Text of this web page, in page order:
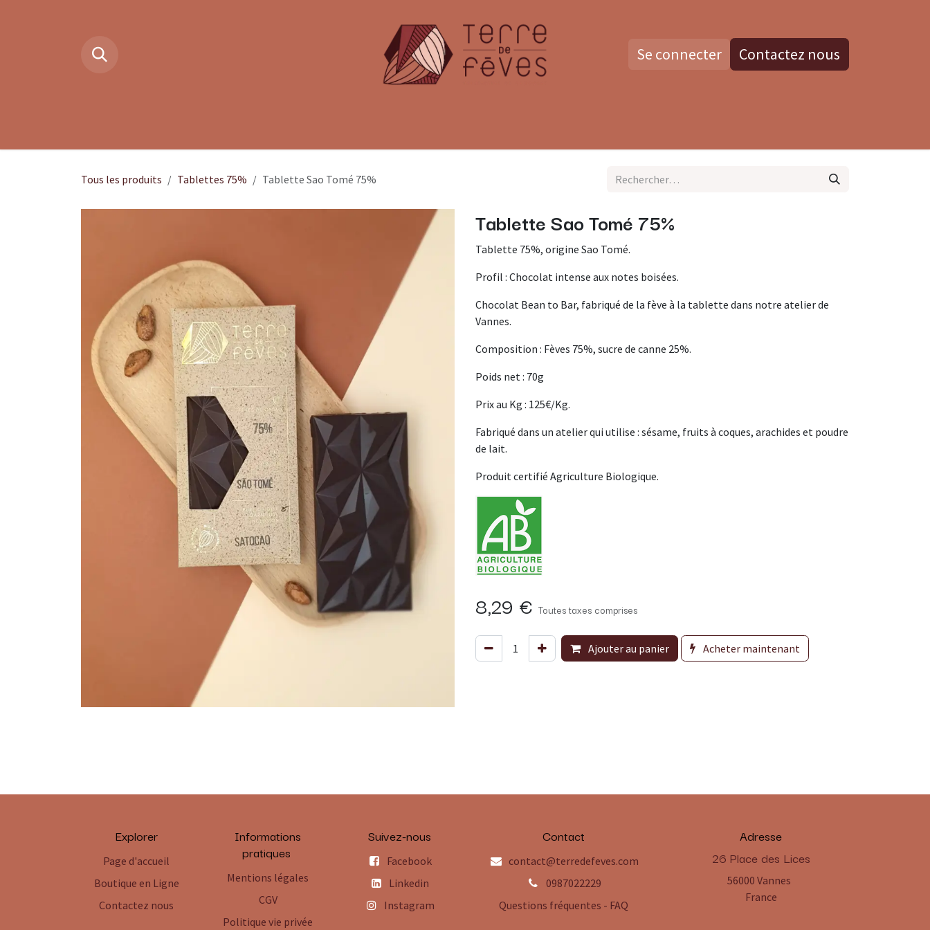
Se connecter Contactez nous
Tous les produits Tablettes 75% Tablette Sao Tomé 75%
Tablette Sao Tomé 75%
Tablette 75%, origine Sao Tomé.
Profil : Chocolat intense aux notes boisées.
Chocolat Bean to Bar, fabriqué de la fève à la tablette dans notre atelier de
Vannes.
Composition : Fèves 75%, sucre de canne 25%.
Poids net : 70g
Prix au Kg : 125€/Kg.
Fabriqué dans un atelier qui utilise : sésame, fruits à coques, arachides et poudre
de lait.
Produit certifié Agriculture Biologique.
8,29 € Toutes taxes comprises
Ajouter au panier Acheter maintenant
Explorer
Page d'accueil
Boutique en Ligne
Contactez nous
Informations
pratiques
Mentions légales
CGV
Politique vie privée
Suivez-nous
Facebook
Linkedin
Instagram
Contact
contact@terredefeves.com
0987022229
Questions fréquentes - FAQ
Adresse
​26 Place des Lices
56000 Vannes
France